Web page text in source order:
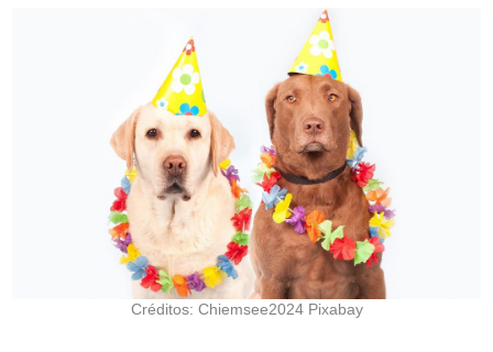
Créditos: Chiemsee2024 Pixabay